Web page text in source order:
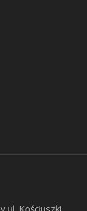
ul. Kościuszki